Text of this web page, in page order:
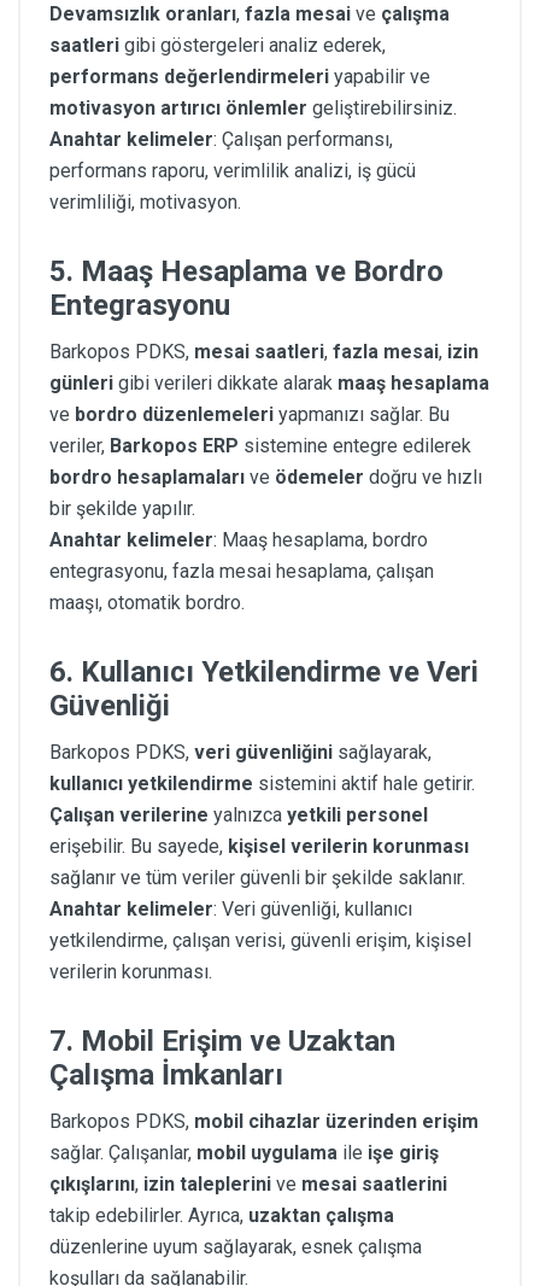
Devamsızlık oranları, fazla mesai ve çalışma
saatleri gibi göstergeleri analiz ederek,
performans değerlendirmeleri yapabilir ve
motivasyon artırıcı önlemler geliştirebilirsiniz.
Anahtar kelimeler: Çalışan performansı,
performans raporu, verimlilik analizi, iş gücü
verimliliği, motivasyon.
5. Maaş Hesaplama ve Bordro
Entegrasyonu
Barkopos PDKS, mesai saatleri, fazla mesai, izin
günleri gibi verileri dikkate alarak maaş hesaplama
ve bordro düzenlemeleri yapmanızı sağlar. Bu
veriler, Barkopos ERP sistemine entegre edilerek
bordro hesaplamaları ve ödemeler doğru ve hızlı
bir şekilde yapılır.
Anahtar kelimeler: Maaş hesaplama, bordro
entegrasyonu, fazla mesai hesaplama, çalışan
maaşı, otomatik bordro.
6. Kullanıcı Yetkilendirme ve Veri
Güvenliği
Barkopos PDKS, veri güvenliğini sağlayarak,
kullanıcı yetkilendirme sistemini aktif hale getirir.
Çalışan verilerine yalnızca yetkili personel
erişebilir. Bu sayede, kişisel verilerin korunması
sağlanır ve tüm veriler güvenli bir şekilde saklanır.
Anahtar kelimeler: Veri güvenliği, kullanıcı
yetkilendirme, çalışan verisi, güvenli erişim, kişisel
verilerin korunması.
7. Mobil Erişim ve Uzaktan
Çalışma İmkanları
Barkopos PDKS, mobil cihazlar üzerinden erişim
sağlar. Çalışanlar, mobil uygulama ile işe giriş
çıkışlarını, izin taleplerini ve mesai saatlerini
takip edebilirler. Ayrıca, uzaktan çalışma
düzenlerine uyum sağlayarak, esnek çalışma
koşulları da sağlanabilir.